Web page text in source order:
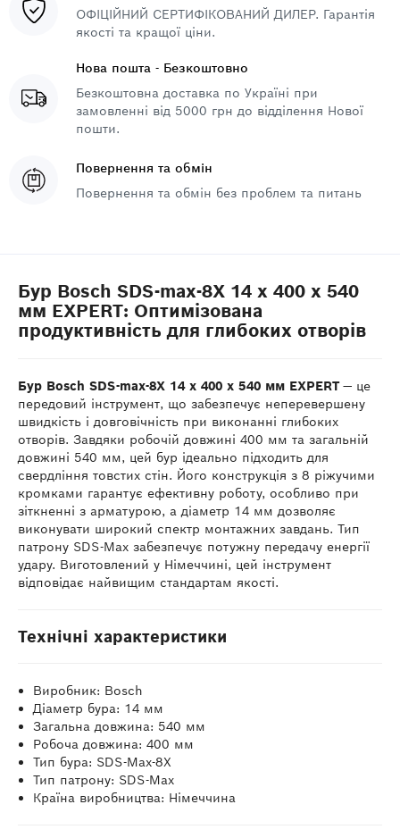
ОФІЦІЙНИЙ СЕРТИФІКОВАНИЙ ДИЛЕР. Гарантія
якості та кращої ціни.
Нова пошта - Безкоштовно
Безкоштовна доставка по Україні при
замовленні від 5000 грн до відділення Нової
пошти.
Повернення та обмін
Повернення та обмін без проблем та питань
Бур Bosch SDS-max-8X 14 x 400 x 540
мм EXPERT: Оптимізована
продуктивність для глибоких отворів
Бур Bosch SDS-max-8X 14 x 400 x 540 мм EXPERT— це
передовий інструмент, що забезпечує неперевершену
швидкість і довговічність при виконанні глибоких
отворів. Завдяки робочій довжині 400 мм та загальній
довжині 540 мм, цей бур ідеально підходить для
свердління товстих стін. Його конструкція з 8 ріжучими
кромками гарантує ефективну роботу, особливо при
зіткненні з арматурою, а діаметр 14 мм дозволяє
виконувати широкий спектр монтажних завдань. Тип
патрону SDS-Max забезпечує потужну передачу енергії
удару. Виготовлений у Німеччині, цей інструмент
відповідає найвищим стандартам якості.
Технічні характеристики
Виробник: Bosch
Діаметр бура: 14 мм
Загальна довжина: 540 мм
Робоча довжина: 400 мм
Тип бура: SDS-Max-8X
Тип патрону: SDS-Max
Країна виробництва: Німеччина